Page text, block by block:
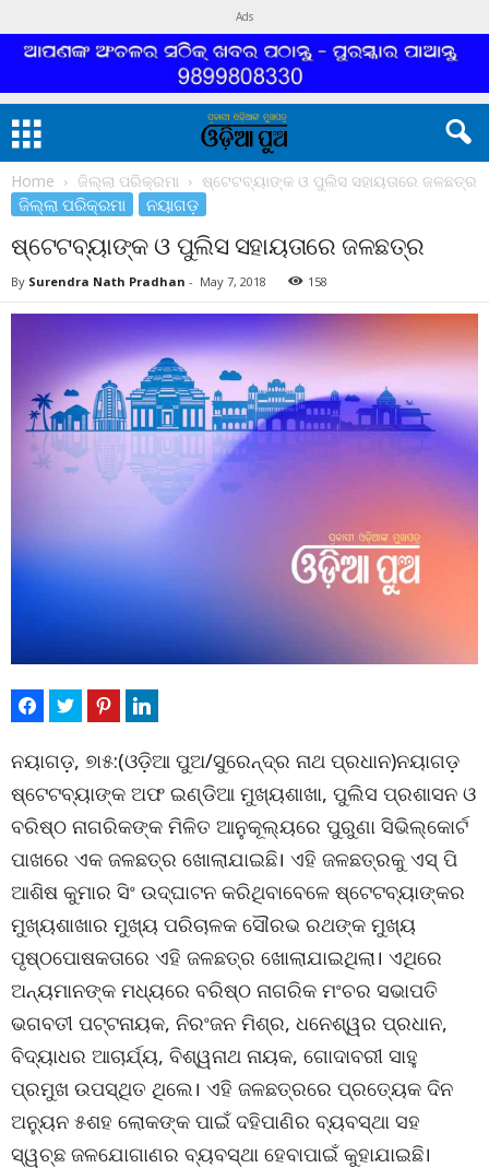
Ads
Home ଜିଲ୍ଲା ପରିକ୍ରମା ଷ୍ଟେଟବ୍ୟାଙ୍କ ଓ ପୁଲିସ ସହାୟତାରେ ଜଳଛତ୍ର
ଜିଲ୍ଲା ପରିକ୍ରମା ନୟାଗଡ଼
ଷ୍ଟେଟବ୍ୟାଙ୍କ ଓ ପୁଲିସ ସହାୟତାରେ ଜଳଛତ୍ର
By Surendra Nath Pradhan - May 7, 2018 158
ନୟାଗଡ଼, ୭ା୫:(ଓଡ଼ିଆ ପୁଅ/ସୁରେନ୍ଦ୍ର ନାଥ ପ୍ରଧାନ)ନୟାଗଡ଼
ଷ୍ଟେଟବ୍ୟାଙ୍କ ଅଫ ଇଣ୍ଡିଆ ମୁଖ୍ୟଶାଖା, ପୁଲିସ ପ୍ରଶାସନ ଓ
ବରିଷ୍ଠ ନାଗରିକଙ୍କ ମିଳିତ ଆନୁକୂଲ୍ୟରେ ପୁରୁଣା ସିଭିଲ୍କୋର୍ଟ
ପାଖରେ ଏକ ଜଳଛତ୍ର ଖୋଲାଯାଇଛି। ଏହି ଜଳଛତ୍ରକୁ ଏସ୍ ପି
ଆଶିଷ କୁମାର ସିଂ ଉଦ୍ଘାଟନ କରିଥିବାବେଳେ ଷ୍ଟେଟବ୍ୟାଙ୍କର
ମୁଖ୍ୟଶାଖାର ମୁଖ୍ୟ ପରିଚାଳକ ସୌରଭ ରଥଙ୍କ ମୁଖ୍ୟ
ପୃଷ୍ଠପୋଷକତାରେ ଏହି ଜଳଛତ୍ର ଖୋଲାଯାଇଥିଲା। ଏଥିରେ
ଅନ୍ୟମାନଙ୍କ ମଧ୍ୟରେ ବରିଷ୍ଠ ନାଗରିକ ମଂଚର ସଭାପତି
ଭଗବତୀ ପଟ୍ଟନାୟକ, ନିରଂଜନ ମିଶ୍ର, ଧନେଶ୍ୱର ପ୍ରଧାନ,
ବିଦ୍ୟାଧର ଆଚାର୍ଯ୍ୟ, ବିଶ୍ୱନାଥ ନାୟକ, ଗୋଦାବରୀ ସାହୁ
ପ୍ରମୁଖ ଉପସ୍ଥିତ ଥିଲେ। ଏହି ଜଳଛତ୍ରରେ ପ୍ରତ୍ୟେକ ଦିନ
ଅନ୍ୟୁନ ୫ଶହ ଲୋକଙ୍କ ପାଇଁ ଦହିପାଣିର ବ୍ୟବସ୍ଥା ସହ
ସ୍ୱଚ୍ଛ ଜଳଯୋଗାଣର ବ୍ୟବସ୍ଥା ହେବାପାଇଁ କୁହାଯାଇଛି।